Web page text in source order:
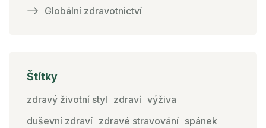
Globální zdravotnictví
Štítky
zdravý životní styl zdraví výživa
duševní zdraví zdravé stravování spánek